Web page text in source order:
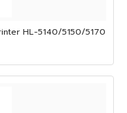
HL-5140/5150/5170